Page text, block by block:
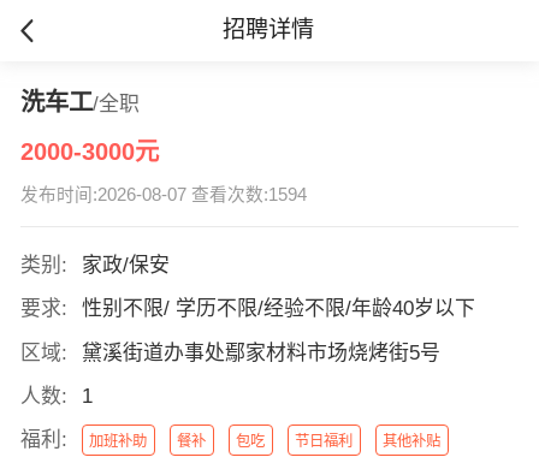
招聘详情
洗车工/全职
2000-3000元
发布时间:2026-08-07 查看次数:1594
类别:
家政/保安
要求:
性别不限/ 学历不限/经验不限/年龄40岁以下
区域:
黛溪街道办事处鄢家材料市场烧烤街5号
人数:
1
福利:
加班补助 餐补 包吃 节日福利 其他补贴